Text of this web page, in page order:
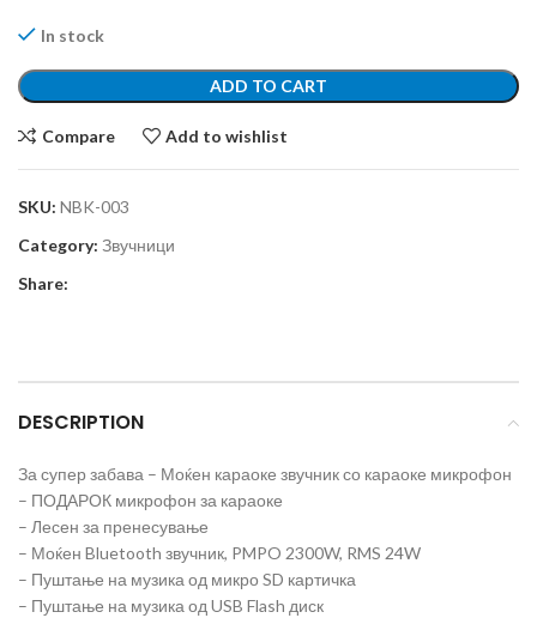
In stock
ADD TO CART
Compare Add to wishlist
SKU: NBK-003
Category: Звучници
Share:
DESCRIPTION
За супер забава – Моќен караоке звучник со караоке микрофон
– ПОДАРОК микрофон за караоке
– Лесен за пренесување
– Моќен Bluetooth звучник, PMPO 2300W, RMS 24W
– Пуштање на музика од микро SD картичка
– Пуштање на музика од USB Flash диск